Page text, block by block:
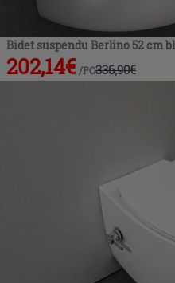
Bidet suspendu Berlino 52 cm
202,14€ /PC336,90€